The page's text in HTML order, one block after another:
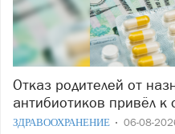
Отказ родителей от назначенных стоматологом
антибиотиков привёл
ЗДРАВООХРАНЕНИЕ 06-08-